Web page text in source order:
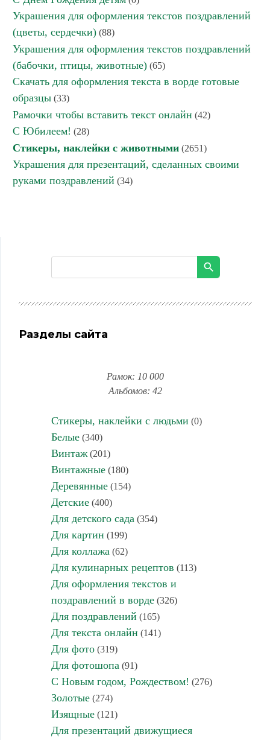
Украшения для оформления текстов поздравлений
(цветы, сердечки) (88)
Украшения для оформления текстов поздравлений
(бабочки, птицы, животные) (65)
Скачать для оформления текста в ворде готовые
образцы (33)
Рамочки чтобы вставить текст онлайн (42)
С Юбилеем! (28)
Стикеры, наклейки с животными (2651)
Украшения для презентаций, сделанных своими
руками поздравлений (34)
Разделы сайта
Рамок: 10 000
Альбомов: 42
Стикеры, наклейки с людьми (0)
Белые(340)
Винтаж(201)
Винтажные(180)
Деревянные(154)
Детские(400)
Для детского сада (354)
Для картин (199)
Для коллажа (62)
Для кулинарных рецептов (113)
Для оформления текстов и
поздравлений в ворде(326)
Для поздравлений (165)
Для текста онлайн (141)
Для фото(319)
Для фотошопа (91)
С Новым годом, Рождеством! (276)
Золотые(274)
Изящные(121)
Для презентаций движущиеся